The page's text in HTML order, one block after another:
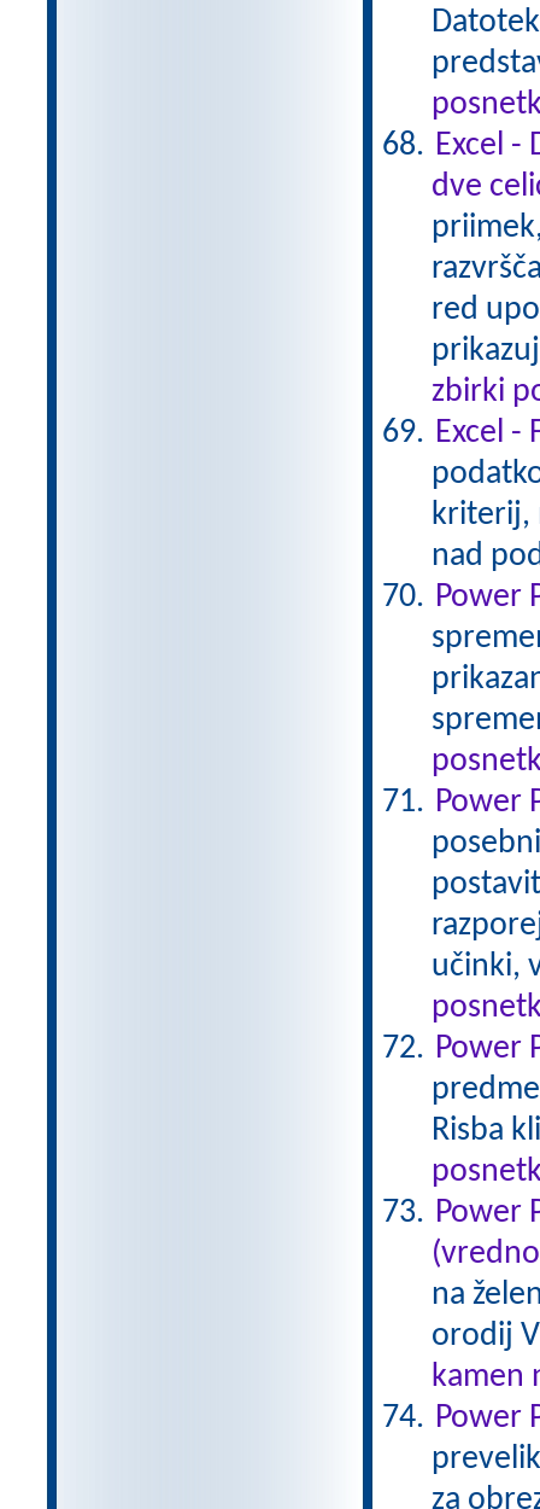
Excel -
dve
red
zbirki
Excel -
kriterij,
nad
Power
Power
učinki,
Power
Risba
Power
na
orodij
kamen
Power
za